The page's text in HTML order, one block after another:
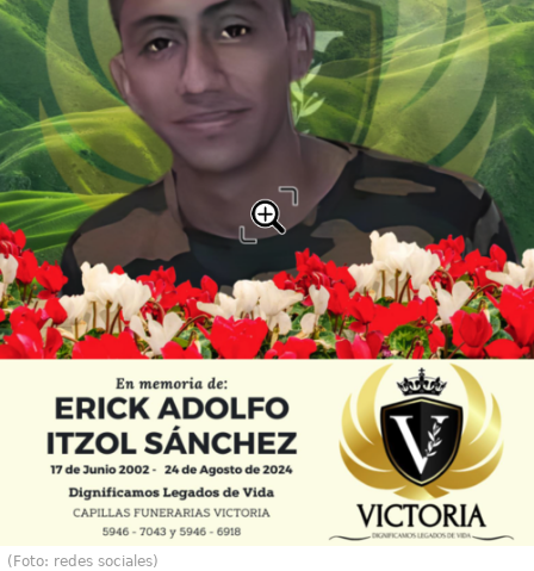
(Foto: redes sociales)